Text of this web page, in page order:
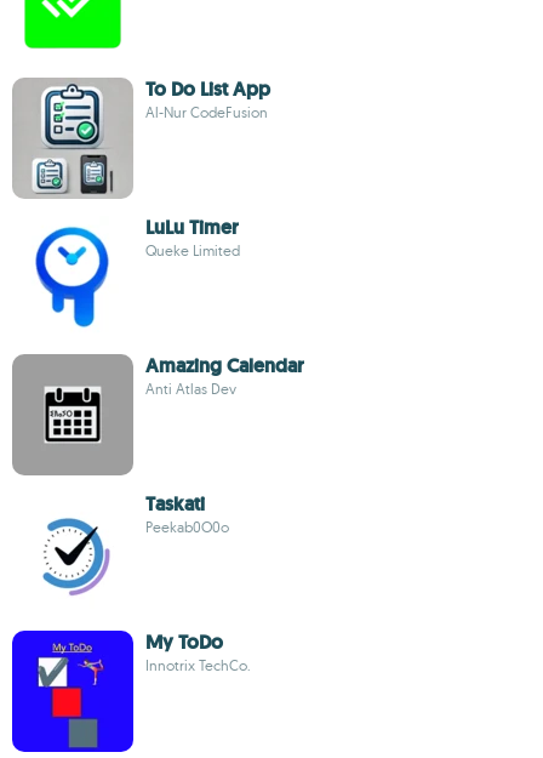
To Do List App
Al-Nur CodeFusion
LuLu Timer
Queke Limited
Amazing Calendar
Anti Atlas Dev
Taskati
Peekab0O0o
My ToDo
Innotrix TechCo.